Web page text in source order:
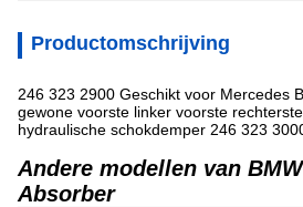
Productomschrijving
246 323 2900 Geschikt voor Mercedes
gewone voorste linker voorste
hydraulische schokdemper 246 323
Andere modellen van
Absorber